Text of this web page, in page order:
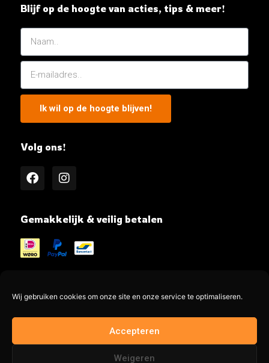
Wij gebruiken cookies om onze site en onze service te optimaliseren.
Accepteren
Weigeren
Blijf op de hoogte van acties, tips & meer!
Ik wil op de hoogte blijven!
Volg ons!
Gemakkelijk & veilig betalen
Made by @jayadesign.nl 🚀